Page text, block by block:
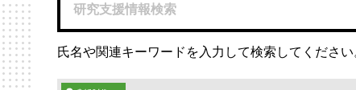
氏名や関連キーワードを入力して検索してください